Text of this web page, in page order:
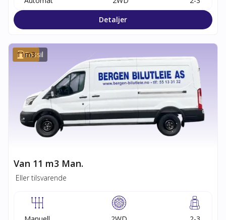
Detaljer
Fossil
11m3
Van 11 m3 Man.
Eller tilsvarende